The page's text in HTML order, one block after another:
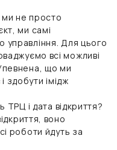
не просто
ми самі
управління. Для цього
всі можливі
що ми
здобути імідж
ТРЦ і дата відкриття?
воно
роботи йдуть за